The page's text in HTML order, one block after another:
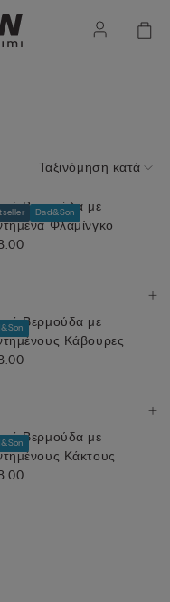
Ταξινόμηση κατά
Dad&Son
Βερμούδα με
Φλαμίνγκο
Βερμούδα με
Κάβουρες
Βερμούδα με
Κάκτους